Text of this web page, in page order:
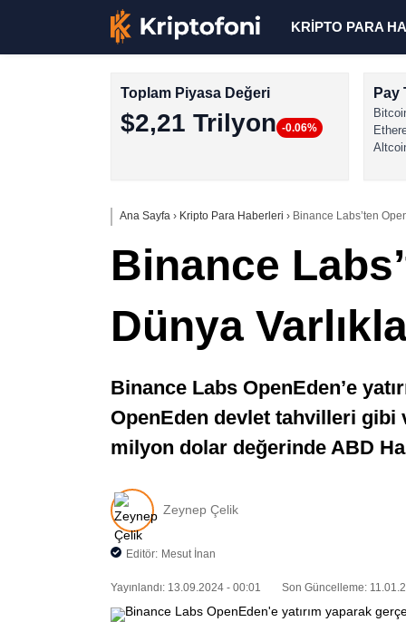
KRİPTO PARA
Toplam Piyasa Değeri
$2,21 Trilyon -0.06%
Pay
Ana Sayfa › Kripto Para Haberleri › Binance Labs’ten
Binance
Dünya
Binance Labs OpenEden’e
OpenEden devlet tahvilleri gibi
milyon dolar değerinde ABD
Zeynep Çelik
Editör: Mesut İnan
Yayınlandı: 13.09.2024 - 00:01 Son Güncelleme: